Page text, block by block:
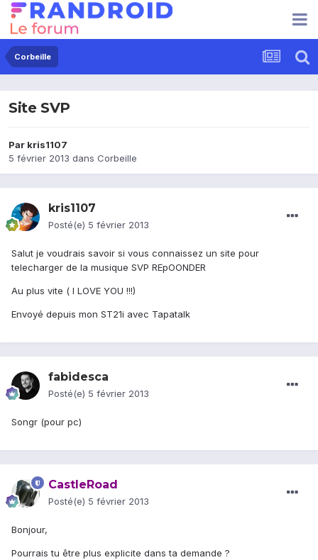
Corbeille
Site SVP
Par kris1107
5 février 2013 dans Corbeille
kris1107
Posté(e) 5 février 2013
Salut je voudrais savoir si vous connaissez un site pour
telecharger de la musique SVP REpOONDER
Au plus vite ( I LOVE YOU !!!)
Envoyé depuis mon ST21i avec Tapatalk
fabidesca
Posté(e) 5 février 2013
Songr (pour pc)
CastleRoad
Posté(e) 5 février 2013
Bonjour,
Pourrais tu être plus explicite dans ta demande ?